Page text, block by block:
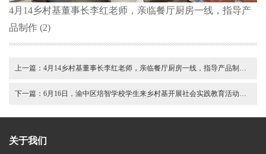
4月14乡村基董事长李红老师，亲临餐厅厨房一线，指导产
品制作 (2)
上一篇： 4月14乡村基董事长李红老师，亲临餐厅厨房一线，指导产品制作(3)
下一篇： 6月16日，渝中区培智学校学生来乡村基开展社会实践教育活动，在实践中，锻炼自己，收获满满 (7)
关于我们